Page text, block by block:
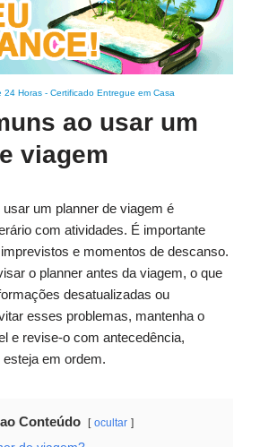
24 Horas - Certificado Entregue em Casa
ao usar um
viagem
um planner de viagem é
com atividades. É importante
e momentos de descanso.
o planner antes da viagem, o que
desatualizadas ou
esses problemas, mantenha o
e revise-o com antecedência,
em ordem.
Conteúdo ocultar